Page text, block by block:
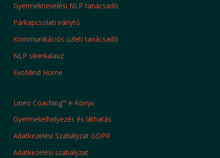
Gyermeknevelési NLP tanácsadó
Párkapcsolati iránytű
Kommunikációs üzleti tanácsadó
NLP sikerkalauz
EvoMind Home
Lineo CoachingTMe-Könyv
Gyermekelhelyezés és láthatás
Adatkezelési Szabályzat GDPR
Adatkezelési szabályzat